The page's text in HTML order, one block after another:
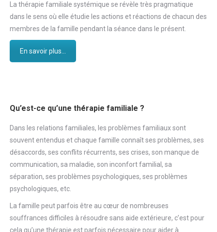
La thérapie familiale systémique se révèle très pragmatique
dans le sens où elle étudie les actions et réactions de chacun des
membres de la famille pendant la séance dans le présent.
En savoir plus...
Qu’est-ce qu’une thérapie familiale ?
Dans les relations familiales, les problèmes familiaux sont
souvent entendus et chaque famille connaît ses problèmes, ses
désaccords, ses conflits récurrents, ses crises, son manque de
communication, sa maladie, son inconfort familial, sa
séparation, ses problèmes psychologiques, ses problèmes
psychologiques, etc.
La famille peut parfois être au cœur de nombreuses
souffrances difficiles à résoudre sans aide extérieure, c’est pour
cela qu’une thérapie est parfois nécessaire pour aider à